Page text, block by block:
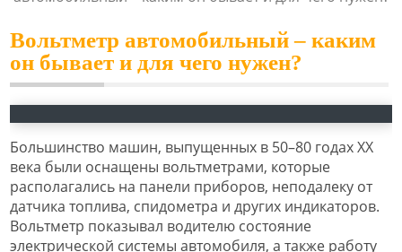
Вольтметр автомобильный – каким
он бывает и для чего нужен?
Большинство машин, выпущенных в 50–80 годах XX
века были оснащены вольтметрами, которые
располагались на панели приборов, неподалеку от
датчика топлива, спидометра и других индикаторов.
Вольтметр показывал водителю состояние
электрической системы автомобиля, а также работу